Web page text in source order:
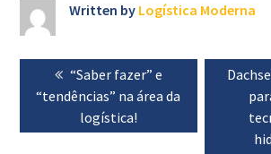
Written by Logística Moderna
Navegação
artigos
Previous
post:
“Saber fazer” e
“tendências” na área da
logística!
Next
post: